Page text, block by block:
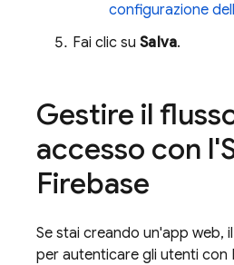
configurazione
Fai clic su Salva.
Gestire il
accesso con
Firebase
Se stai creando un'app web,
per autenticare gli utenti con